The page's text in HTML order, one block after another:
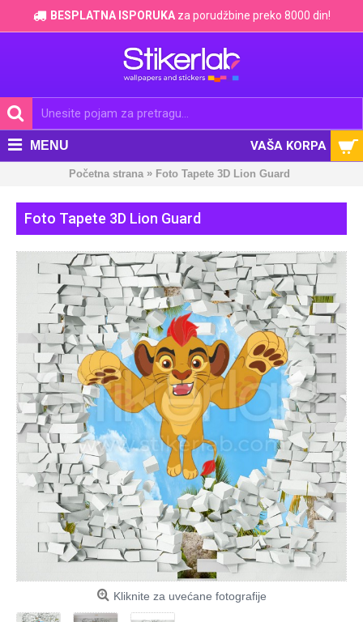
BESPLATNA ISPORUKA za porudžbine preko 8000 din!
VAŠA KORPA
MENU
Početna strana » Foto Tapete 3D Lion Guard
Foto Tapete 3D Lion Guard
Kliknite za uvećane fotografije